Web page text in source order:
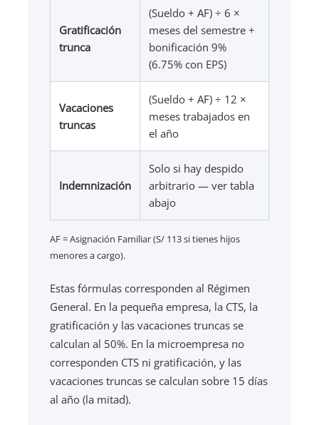
Gratificación
trunca
(Sueldo + AF) ÷ 6 ×
meses del semestre +
bonificación 9%
(6.75% con EPS)
Vacaciones
truncas
(Sueldo + AF) ÷ 12 ×
meses trabajados en
el año
Indemnización
Solo si hay despido
arbitrario — ver tabla
abajo
AF = Asignación Familiar (S/ 113 si tienes hijos
menores a cargo).
Estas fórmulas corresponden al Régimen
General. En la pequeña empresa, la CTS, la
gratificación y las vacaciones truncas se
calculan al 50%. En la microempresa no
corresponden CTS ni gratificación, y las
vacaciones truncas se calculan sobre 15 días
al año (la mitad).